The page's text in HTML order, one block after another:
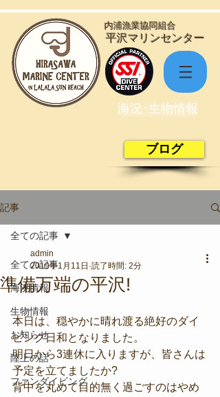
​平沢マリンセンター
​内浦漁業協同組合
海況･生物情報
ブログ
記事
全ての記事
海況情報
生物情報
お知らせ
陸上の話
ファンダイビング
全ての記事
準備万端の平沢!
admin
2019年1月11日 読了時間: 2分
本日は、穏やかに晴れ渡る絶好のダイ
ビング日和となりました。
明日から3連休に入りますが、皆さんは
予定を立てましたか?
背中を丸めて目的無く過ごすのはやめ